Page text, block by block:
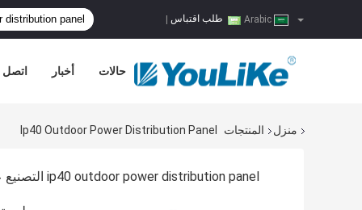
طلب اقتباس
اتصل أخبار حالات
منزل المنتجات Ip40 Outdoor Power Distribution Panel
ip40 outdoor power distribution panel التصنيع عبر الإنترنت